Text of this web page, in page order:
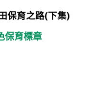
保育之路(下集)
保育標章